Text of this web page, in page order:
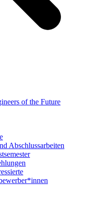
of the Future
Abschlussarbeiten